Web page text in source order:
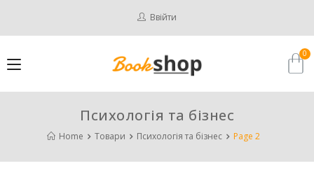
Ввійти
Психологія та бізнес
Home Товари Психологія та бізнес Page 2